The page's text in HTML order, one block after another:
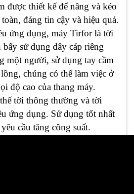
được thiết kế để nâng và kéo
đáng tin cậy và hiệu quả.
ứng dụng, máy Tirfor là tời
sử dụng dây cáp riêng
một người, sử dụng tay cầm
chúng có thể làm việc ở
độ cao của thang máy.
tời thông thường và tời
ứng dụng. Sử dụng tốt nhất
cầu tăng công suất.